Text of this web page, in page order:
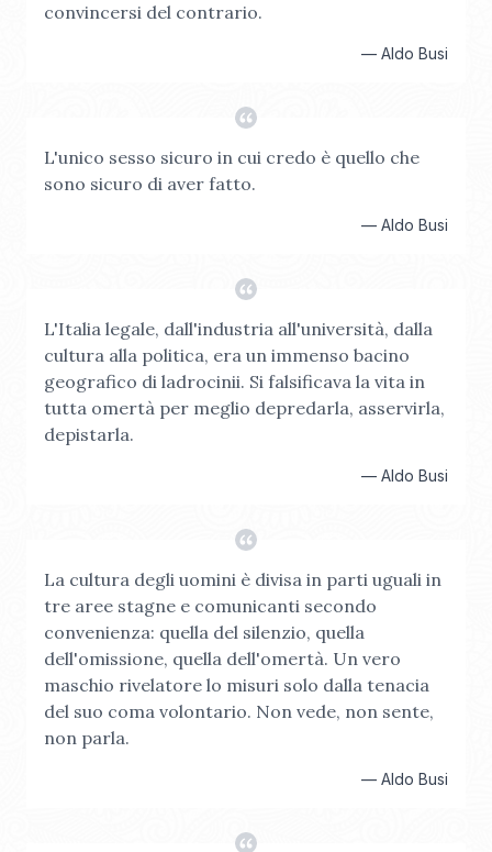
convincersi del contrario.
— Aldo Busi
L'unico sesso sicuro in cui credo è quello che
sono sicuro di aver fatto.
— Aldo Busi
L'Italia legale, dall'industria all'università, dalla
cultura alla politica, era un immenso bacino
geografico di ladrocinii. Si falsificava la vita in
tutta omertà per meglio depredarla, asservirla,
depistarla.
— Aldo Busi
La cultura degli uomini è divisa in parti uguali in
tre aree stagne e comunicanti secondo
convenienza: quella del silenzio, quella
dell'omissione, quella dell'omertà. Un vero
maschio rivelatore lo misuri solo dalla tenacia
del suo coma volontario. Non vede, non sente,
non parla.
— Aldo Busi